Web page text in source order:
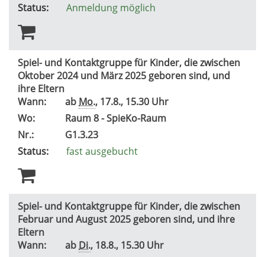
Status:
Anmeldung möglich
Spiel- und Kontaktgruppe für Kinder, die zwischen
Oktober 2024 und März 2025 geboren sind, und
ihre Eltern
Wann:
ab Mo., 17.8., 15.30 Uhr
Wo:
Raum 8 - SpieKo-Raum
Nr.:
G1.3.23
Status:
fast ausgebucht
Spiel- und Kontaktgruppe für Kinder, die zwischen
Februar und August 2025 geboren sind, und ihre
Eltern
Wann:
ab Di., 18.8., 15.30 Uhr